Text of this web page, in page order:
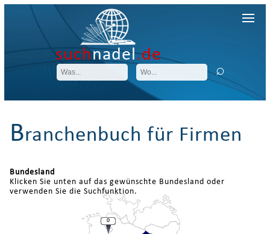
suchnadel.de
Branchenbuch für Firmen
Bundesland
Klicken Sie unten auf das gewünschte Bundesland oder
verwenden Sie die Suchfunktion.
0